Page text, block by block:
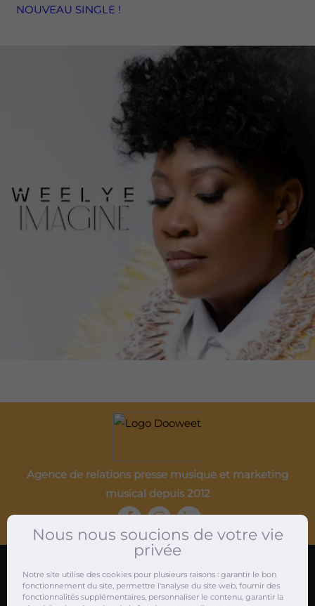
NOUVEAU SINGLE !
Agence de relations presse musique et marketing
musical depuis 2012
Attachés de presse musique
Nous nous soucions de votre vie
privée
Notre site utilise des cookies pour plusieurs raisons : garantir le bon
fonctionnement du site, permettre l'analyse du site web, fournir des
fonctionnalités supplémentaires, personnaliser le contenu, garantir la